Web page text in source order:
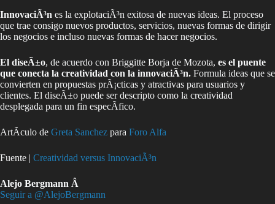
InnovaciÃ³n es la explotaciÃ³n exitosa de nuevas ideas. El proceso
que trae consigo nuevos productos, servicios, nuevas formas de dirigir
los negocios e incluso nuevas formas de hacer negocios.
El diseÃ±o, de acuerdo con Briggitte Borja de Mozota, es el puente
que conecta la creatividad con la innovaciÃ³n. Formula ideas que se
convierten en propuestas prÃ¡cticas y atractivas para usuarios y
clientes. El diseÃ±o puede ser descripto como la creatividad
desplegada para un fin especÃ­fico.
ArtÃ­culo de Greta Sanchez para Foro Alfa
Fuente | Creatividad versus InnovaciÃ³n
Alejo Bergmann Â
Seguir a @AlejoBergmann